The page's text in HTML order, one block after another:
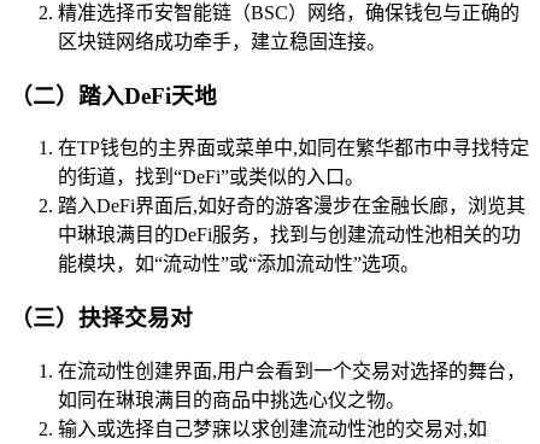
精准选择币安智能链（BSC）网络，确保钱包与正确的
区块链网络成功牵手，建立稳固连接。
（二）踏入DeFi天地
在TP钱包的主界面或菜单中,如同在繁华都市中寻找特定
的街道，找到“DeFi”或类似的入口。
踏入DeFi界面后,如好奇的游客漫步在金融长廊，浏览其
中琳琅满目的DeFi服务，找到与创建流动性池相关的功
能模块，如“流动性”或“添加流动性”选项。
（三）抉择交易对
在流动性创建界面,用户会看到一个交易对选择的舞台，
如同在琳琅满目的商品中挑选心仪之物。
输入或选择自己梦寐以求创建流动性池的交易对,如